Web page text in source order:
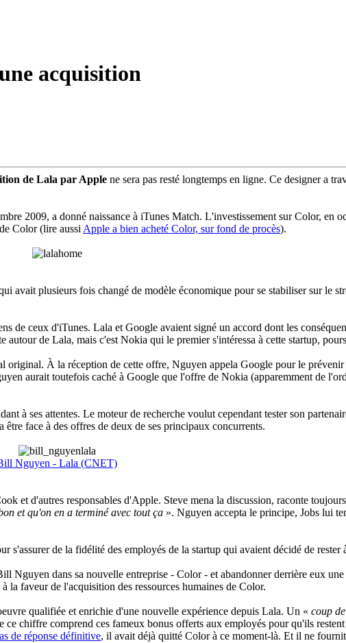
acquisition
de Lala par Apple ne sera pas resté longtemps en ligne. Ce designer a
2009, a donné naissance à iTunes Match. L'investissement sur Color, en
Color (lire aussi Apple a bien acheté Color, sur fond de procès).
avait plusieurs fois changé de modèle économique pour se stabiliser sur le
de ceux d'iTunes. Lala et Google avaient signé un accord dont les
autour de Lala, mais c'est Nokia qui le premier s'intéressa à cette startup,
À la réception de cette offre, Nguyen appela Google pour le prévenir
aurait toutefois caché à Google que l'offre de Nokia (apparemment de
à ses attentes. Le moteur de recherche voulut cependant tester son
face à des offres de deux de ses principaux concurrents.
Nguyen - Lala (CNET)
et d'autres responsables d'Apple. Steve mena la discussion, raconte
et qu'on en a terminé avec tout ça ». Nguyen accepta le principe, Jobs lui
de la fidélité des employés de la startup qui avaient décidé de rester
Nguyen dans sa nouvelle entreprise - Color - et abandonner derrière eux
la faveur de l'acquisition des ressources humaines de Color.
qualifiée et enrichie d'une nouvelle expérience depuis Lala. Un « coup
chiffre comprend ces fameux bonus offerts aux employés pour qu'ils
de réponse définitive, il avait déjà quitté Color à ce moment-là. Et il ne